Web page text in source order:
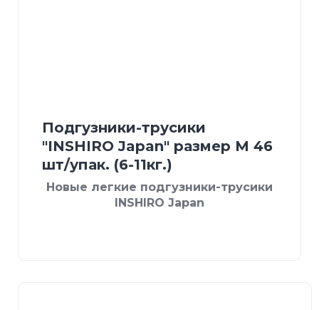
Подгузники-трусики
"INSHIRO Japan" размер М 46
шт/упак. (6-11кг.)
Новые легкие подгузники-трусики
INSHIRO Japan